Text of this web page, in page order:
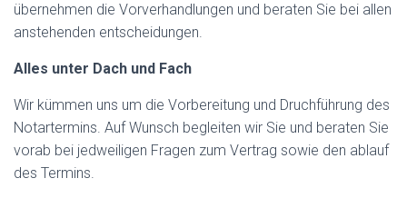
übernehmen die Vorverhandlungen und beraten Sie bei allen
anstehenden entscheidungen.
Alles unter Dach und Fach
Wir kümmen uns um die Vorbereitung und Druchführung des
Notartermins. Auf Wunsch begleiten wir Sie und beraten Sie
vorab bei jedweiligen Fragen zum Vertrag sowie den ablauf
des Termins.